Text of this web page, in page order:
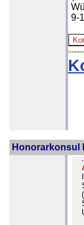
9-
Honorarkonsul